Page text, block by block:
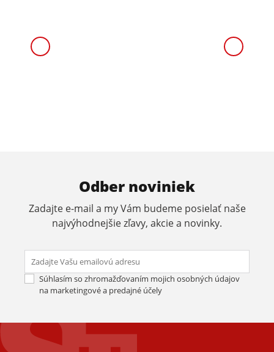
Odber noviniek
Zadajte e-mail a my Vám budeme posielať naše
najvýhodnejšie zľavy, akcie a novinky.
Súhlasím so zhromažďovaním mojich osobných údajov
na marketingové a predajné účely